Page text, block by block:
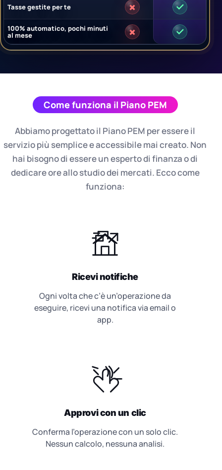
Tasse gestite per te × ✓
100% automatico, pochi minuti
al mese × ✓
Come funziona il Piano PEM
Abbiamo progettato il Piano PEM per essere il
servizio più semplice e accessibile mai creato. Non
hai bisogno di essere un esperto di finanza o di
dedicare ore allo studio dei mercati. Ecco come
funziona:
Ricevi notifiche
Ogni volta che c’è un’operazione da
eseguire, ricevi una notifica via email o
app.
Approvi con un clic
Conferma l’operazione con un solo clic.
Nessun calcolo, nessuna analisi.